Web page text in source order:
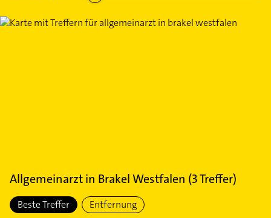
Allgemeinarztin Brakel Westfalen (3Treffer)
Beste Treffer Entfernung